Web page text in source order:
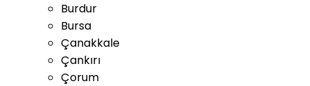
Burdur
Bursa
Çanakkale
Çankırı
Çorum